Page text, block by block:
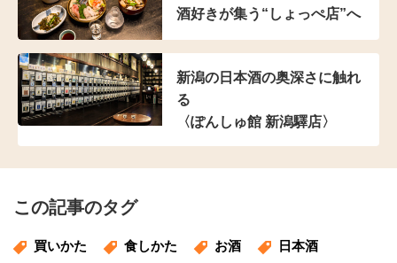
酒好きが集う“しょっぺ店”へ
新潟の日本酒の奥深さに触れ
る
〈ぽんしゅ館 新潟驛店〉
この記事のタグ
買いかた 食しかた お酒 日本酒